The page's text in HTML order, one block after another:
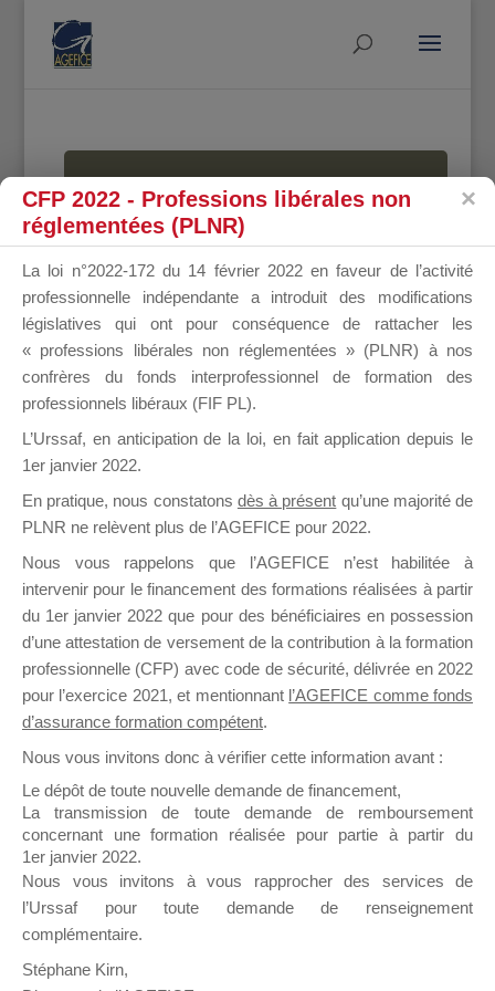
MALLETTE
DU
DIRIGEANT
Groupe Public
il y a un mois
Ce groupe est destiné aux Organismes de
Formation qui souhaitent répondre à l’Appel à
Propositions Mallette du Dirigeant.
sur lequel il est possible de laisser un message
ou poser une question.
NB : Il est nécessaire d’être
pouvoir rejoindre ce groupe
CFP 2022 - Professions libérales non
réglementées (PLNR)
La loi n°2022-172 du 14 février 2022 en faveur de l’activité
professionnelle indépendante a introduit des modifications
législatives qui ont pour conséquence de rattacher les
« professions libérales non réglementées » (PLNR) à nos
confrères du fonds interprofessionnel de formation des
professionnels libéraux (FIF PL).
L’Urssaf, en anticipation de la loi, en fait application depuis le
1er janvier 2022.
En pratique, nous constatons dès à présent qu’une majorité de
PLNR ne relèvent plus de l’AGEFICE pour 2022.
Nous vous rappelons que l’AGEFICE n’est habilitée à
intervenir pour le financement des formations réalisées à partir
du 1er janvier 2022 que pour des bénéficiaires en possession
d’une attestation de versement de la contribution à la formation
professionnelle (CFP) avec code de sécurité, délivrée en 2022
pour l’exercice 2021, et mentionnant l’AGEFICE comme fonds
d’assurance formation compétent.
Nous vous invitons donc à vérifier cette information avant :
Le dépôt de toute nouvelle demande de financement,
La transmission de toute demande de remboursement
concernant une formation réalisée pour partie à partir du
1er janvier 2022.
Nous vous invitons à vous rapprocher des services de
l’Urssaf pour toute demande de renseignement
complémentaire.
Stéphane Kirn,